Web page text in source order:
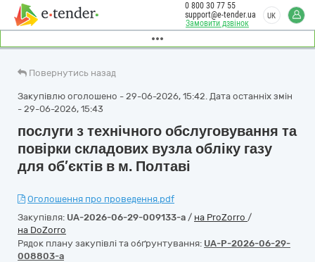
Замовити дзвінок
0 800 30 77 55
support@e-tender.ua
UK
Повернутись назад
Закупівлю оголошено - 29-06-2026, 15:42. Дата останніх змін
- 29-06-2026, 15:43
послуги з технічного обслуговування та
повірки складових вузла обліку газу
для об’єктів в м. Полтаві
Оголошення про проведення.pdf
Закупівля: UA-2026-06-29-009133-a / на ProZorro /
на DoZorro
Рядок плану закупівлі та обґрунтування: UA-P-2026-06-29-
008803-a